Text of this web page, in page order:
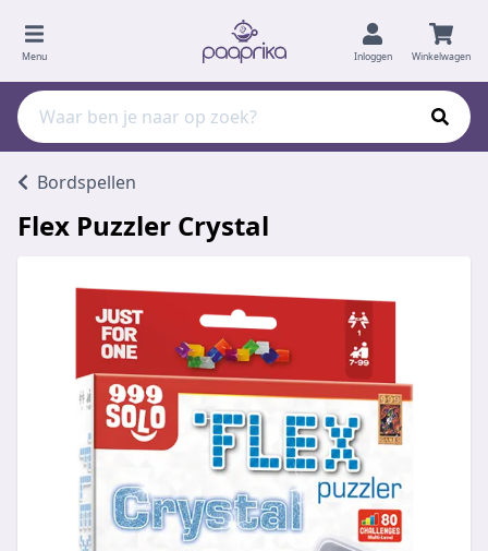
Menu Inloggen Winkelwagen
Bordspellen
Flex Puzzler Crystal